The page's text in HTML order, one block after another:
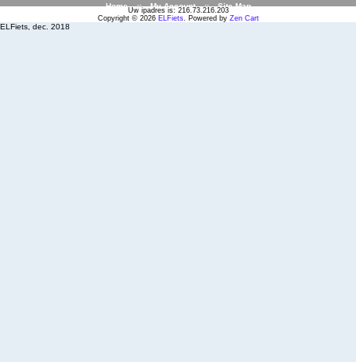
Home :: My Account :: Site Map
Uw ipadres is: 216.73.216.203
Copyright © 2026 ELFiets. Powered by Zen Cart
ELFiets, dec. 2018